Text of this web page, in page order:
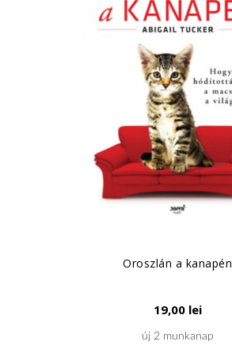
Oroszlán a kanapén
19,00 lei
új 2 munkanap